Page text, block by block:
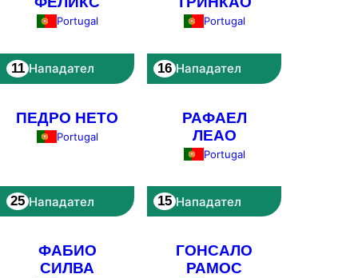
Portugal
11 Нападател
Portugal
16 Нападател
ПЕДРО НЕТО
Portugal
25 Нападател
РАФАЕЛ
ЛЕАО
Portugal
15 Нападател
ФАБИО
СИЛВА
ГОНСАЛО
РАМОС